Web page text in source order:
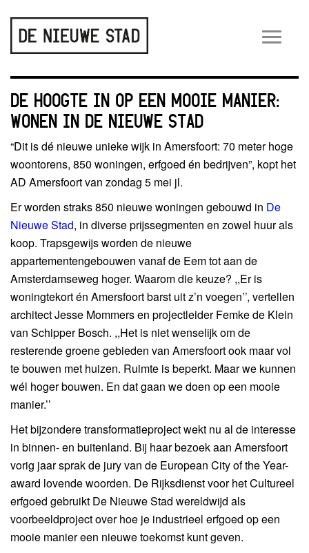
DE HOOGTE IN OP EEN MOOIE MANIER:
WONEN IN DE NIEUWE STAD
“Dit is dé nieuwe unieke wijk in Amersfoort: 70 meter hoge
woontorens, 850 woningen, erfgoed én bedrijven”, kopt het
AD Amersfoort van zondag 5 mei jl.
Er worden straks 850 nieuwe woningen gebouwd in De
Nieuwe Stad, in diverse prijssegmenten en zowel huur als
koop. Trapsgewijs worden de nieuwe
appartementengebouwen vanaf de Eem tot aan de
Amsterdamseweg hoger. Waarom die keuze? ,,Er is
woningtekort én Amersfoort barst uit z’n voegen’’, vertellen
architect Jesse Mommers en projectleider Femke de Klein
van Schipper Bosch. ,,Het is niet wenselijk om de
resterende groene gebieden van Amersfoort ook maar vol
te bouwen met huizen. Ruimte is beperkt. Maar we kunnen
wél hoger bouwen. En dat gaan we doen op een mooie
manier.’’
Het bijzondere transformatieproject wekt nu al de interesse
in binnen- en buitenland. Bij haar bezoek aan Amersfoort
vorig jaar sprak de jury van de European City of the Year-
award lovende woorden. De Rijksdienst voor het Cultureel
erfgoed gebruikt De Nieuwe Stad wereldwijd als
voorbeeldproject over hoe je industrieel erfgoed op een
mooie manier een nieuwe toekomst kunt geven.